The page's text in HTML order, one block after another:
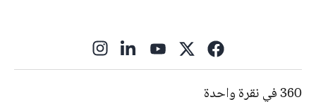
360 في نقرة واحدة